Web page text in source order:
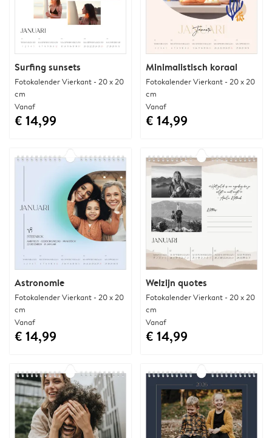
Surfing sunsets
Fotokalender Vierkant - 20 x 20
cm
Vanaf
€ 14,99
Minimalistisch koraal
Fotokalender Vierkant - 20 x 20
cm
Vanaf
€ 14,99
Astronomie
Fotokalender Vierkant - 20 x 20
cm
Vanaf
€ 14,99
Welzijn quotes
Fotokalender Vierkant - 20 x 20
cm
Vanaf
€ 14,99